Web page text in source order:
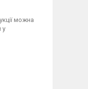
можна
у